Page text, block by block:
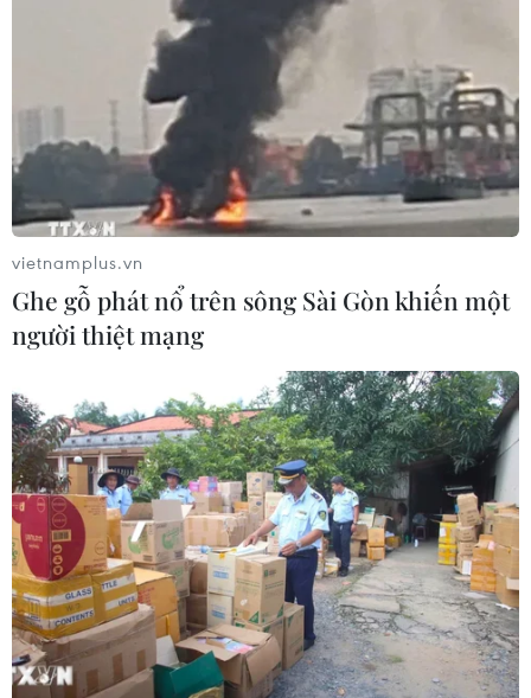
TIN LIÊN QUAN
Đường sắt Việt Nam tăng hàng trăm
chuyến tàu dịp nghỉ lễ 30/4 và 1/5
26/03/2019 07:56
Ngành đường sắt quyết định tăng thêm hàng trăm
vietnamplus.vn
Ghe gỗ phát nổ trên sông Sài Gòn khiến một
người thiệt mạng